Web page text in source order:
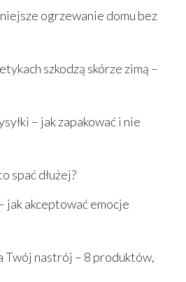
ogrzewanie domu bez
szkodzą skórze zimą –
– jak zapakować i nie
spać dłużej?
jak akceptować emocje
Twój nastrój – 8 produktów,